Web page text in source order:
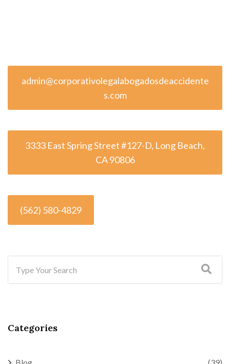
admin@corporativolegalabogadosdeaccidente
s.com
3333 East Spring Street #127-D, Long Beach,
CA 90806
(562) 580-4829
Categories